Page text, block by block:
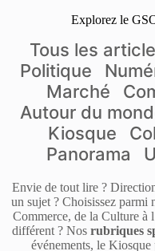
Explorez le
Tous les
Politique
Marché
Autour du
Kiosque
Panorama
Envie de tout lire ?
un sujet ? Choisissez parmi
Commerce, de la Culture à
différent ? Nos rubriques
événements, le